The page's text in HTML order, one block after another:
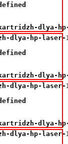
dlya-
hp-laser-
dlya-
hp-laser-
dlya-
hp-laser-